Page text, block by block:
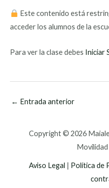
Este contenido está
acceder los alumnos de la
Para ver la clase debes Iniciar
← Entrada anterior
Copyright © 2026
Aviso Legal | Política de